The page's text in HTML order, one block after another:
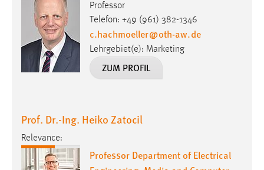
Professor
Telefon: +49 (961) 382-1346
c.hachmoeller@oth-aw.de
Lehrgebiet(e): Marketing
ZUM PROFIL
Prof. Dr.-Ing. Heiko Zatocil
Relevance:
Professor Department of Electrical